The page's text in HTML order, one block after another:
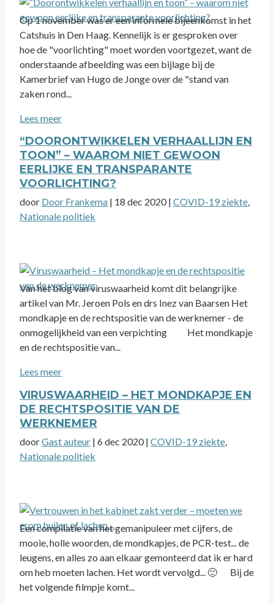
Op 1 november was er een informele bijeenkomst in het
Catshuis in Den Haag. Kennelijk is er gesproken over
hoe de "voorlichting" moet worden voortgezet, want de
onderstaande afbeelding was een bijlage bij de
Kamerbrief van Hugo de Jonge over de "stand van
zaken rond...
Lees meer
“DOORONTWIKKELEN VERHAALLIJN EN
TOON” – WAAROM NIET GEWOON
EERLIJKE EN TRANSPARANTE
VOORLICHTING?
door Door Frankema | 18 dec 2020| COVID-19 ziekte,
Nationale politiek
Van het blog van viruswaarheid komt dit belangrijke
artikel van Mr. Jeroen Pols en drs Inez van Baarsen Het
mondkapje en de rechtspositie van de werknemer - de
onmogelijkheid van een verpichting Het mondkapje
en de rechtspositie van...
Lees meer
VIRUSWAARHEID – HET MONDKAPJE EN
DE RECHTSPOSITIE VAN DE
WERKNEMER
doorGast auteur | 6 dec 2020| COVID-19 ziekte,
Nationale politiek
Een compilatie van het gemanipuleer met cijfers, de
mooie, holle woorden, de mondkapjes, de PCR-test... de
leugens, en alles zo aan elkaar gemonteerd dat ik er hard
om heb moeten lachen. Het wordt vervolgd... 🙂 Bij de
het volgende filmpje komt...